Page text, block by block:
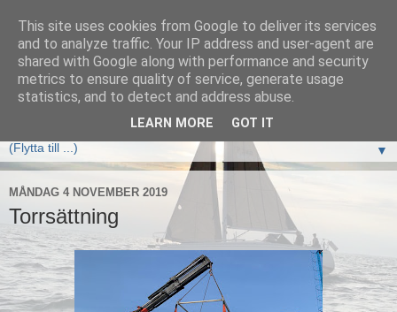
Elan333 Vilja
www.elan333.se - en blogg om båten, seglingar, havet och
allt som hör därtill
▼
MÅNDAG 4 NOVEMBER 2019
Torrsättning
This site uses cookies from Google to deliver its services
and to analyze traffic. Your IP address and user-agent are
shared with Google along with performance and security
metrics to ensure quality of service, generate usage
statistics, and to detect and address abuse.
LEARN MORE GOT IT